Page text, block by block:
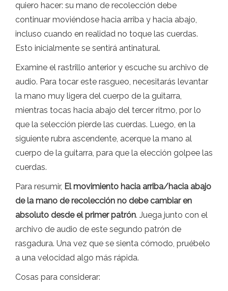
quiero hacer: su mano de recolección debe
continuar moviéndose hacia arriba y hacia abajo,
incluso cuando en realidad no toque las cuerdas.
Esto inicialmente se sentirá antinatural.
Examine el rastrillo anterior y escuche su archivo de
audio. Para tocar este rasgueo, necesitarás levantar
la mano muy ligera del cuerpo de la guitarra,
mientras tocas hacia abajo del tercer ritmo, por lo
que la selección pierde las cuerdas. Luego, en la
siguiente rubra ascendente, acerque la mano al
cuerpo de la guitarra, para que la elección golpee las
cuerdas.
Para resumir, El movimiento hacia arriba/hacia abajo
de la mano de recolección no debe cambiar en
absoluto desde el primer patrón. Juega junto con el
archivo de audio de este segundo patrón de
rasgadura. Una vez que se sienta cómodo, pruébelo
a una velocidad algo más rápida.
Cosas para considerar: